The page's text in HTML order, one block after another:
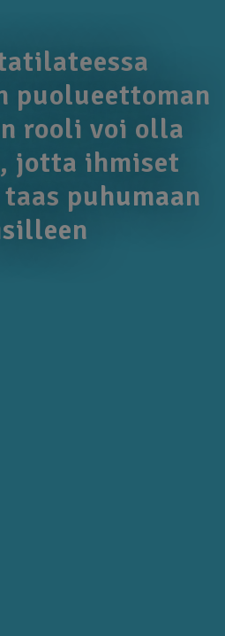
puolueettoman
rooli voi olla
jotta ihmiset
puhumaan